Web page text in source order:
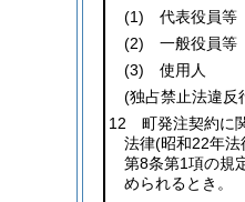
(1) 代表役員等
(2) 一般役員等
(3) 使用人
(独占禁止法違反
12 町発注契約に
法律(昭和22年法
第8条第1項の規
められるとき。